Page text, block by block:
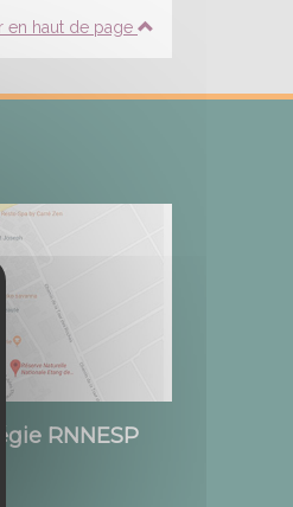
en haut de page
RNNESP